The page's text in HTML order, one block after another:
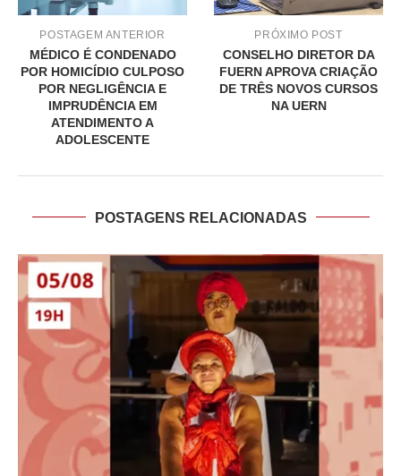
POSTAGEM ANTERIOR
MÉDICO É CONDENADO
POR HOMICÍDIO CULPOSO
POR NEGLIGÊNCIA E
IMPRUDÊNCIA EM
ATENDIMENTO A
ADOLESCENTE
PRÓXIMO POST
CONSELHO DIRETOR DA
FUERN APROVA CRIAÇÃO
DE TRÊS NOVOS CURSOS
NA UERN
POSTAGENS RELACIONADAS